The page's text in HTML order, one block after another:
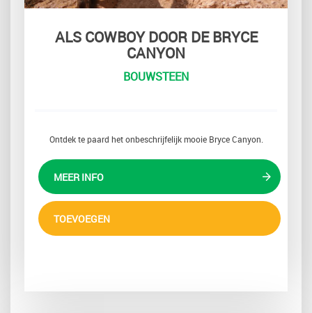
ALS COWBOY DOOR DE BRYCE
CANYON
BOUWSTEEN
Ontdek te paard het onbeschrijfelijk mooie Bryce Canyon.
MEER INFO
TOEVOEGEN